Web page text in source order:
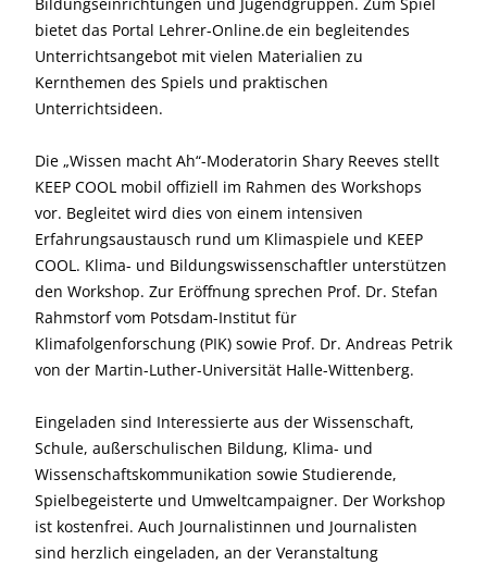
bietet das Portal Lehrer-Online.de ein begleitendes
Unterrichtsangebot mit vielen Materialien zu
Kernthemen des Spiels und praktischen
Unterrichtsideen.
Die „Wissen macht Ah“-Moderatorin Shary Reeves stellt
KEEP COOL mobil offiziell im Rahmen des Workshops
vor. Begleitet wird dies von einem intensiven
Erfahrungsaustausch rund um Klimaspiele und KEEP
COOL. Klima- und Bildungswissenschaftler unterstützen
den Workshop. Zur Eröffnung sprechen Prof. Dr. Stefan
Rahmstorf vom Potsdam-Institut für
Klimafolgenforschung (PIK) sowie Prof. Dr. Andreas Petrik
von der Martin-Luther-Universität Halle-Wittenberg.
Eingeladen sind Interessierte aus der Wissenschaft,
Schule, außerschulischen Bildung, Klima- und
Wissenschaftskommunikation sowie Studierende,
Spielbegeisterte und Umweltcampaigner. Der Workshop
ist kostenfrei. Auch Journalistinnen und Journalisten
sind herzlich eingeladen, an der Veranstaltung